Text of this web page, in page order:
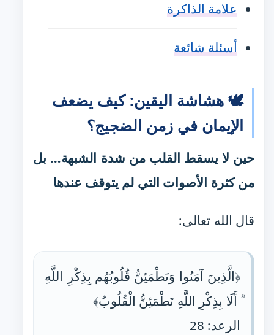
علامة الذاكرة
أسئلة شائعة
🕊️ هشاشة اليقين: كيف يضعف
الإيمان في زمن الضجيج؟
حين لا يسقط القلب من شدة الشبهة… بل
من كثرة الأصوات التي لم يتوقف عندها
قال الله تعالى:
﴿الَّذِينَ آمَنُوا وَتَطْمَئِنُّ قُلُوبُهُم بِذِكْرِ اللَّهِ
ۗ أَلَا بِذِكْرِ اللَّهِ تَطْمَئِنُّ الْقُلُوبُ﴾
الرعد: 28